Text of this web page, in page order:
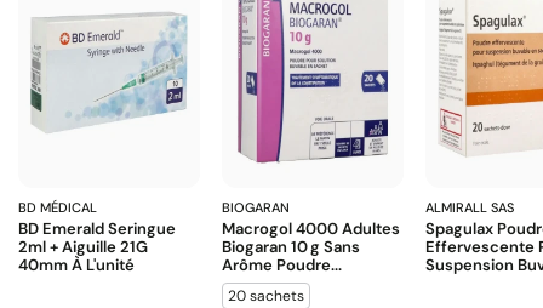
BD MÉDICAL
BD Emerald Seringue
2ml + Aiguille 21G
40mm À L'unité
BIOGARAN
Macrogol 4000 Adultes
Biogaran 10 G Sans
Arôme Poudre...
20 sachets
ALMIRALL SAS
Spagulax
Effervescente
Suspension